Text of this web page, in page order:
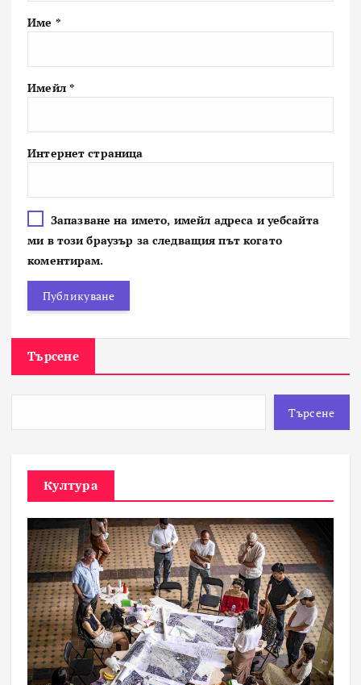
Име *
Имейл *
Интернет страница
Запазване на името, имейл адреса и уебсайта
ми в този браузър за следващия път когато
коментирам.
Търсене
Търсене
Култура